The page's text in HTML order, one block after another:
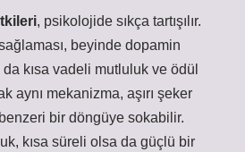
, psikolojide sıkça tartışılır.
beyinde dopamin
da kısa vadeli mutluluk ve ödül
aynı mekanizma, aşırı şeker
bir döngüye sokabilir.
, kısa süreli olsa da güçlü bir